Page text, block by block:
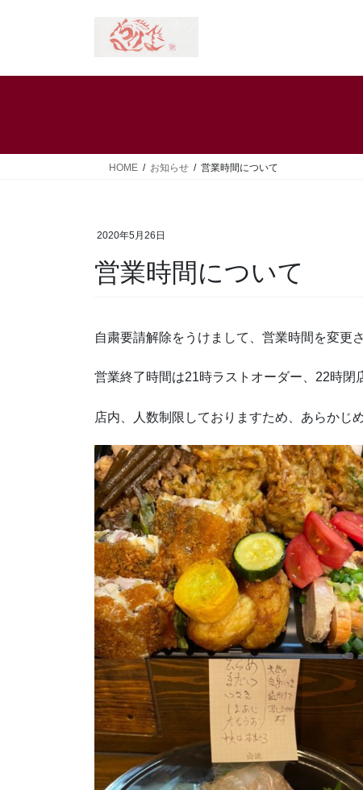
HOME お知らせ 営業時間について
2020年5月26日
営業時間について
自粛要請解除をうけまして、営業時間を変更
営業終了時間は21時ラストオーダー、22時閉
店内、人数制限しておりますため、あらかじ